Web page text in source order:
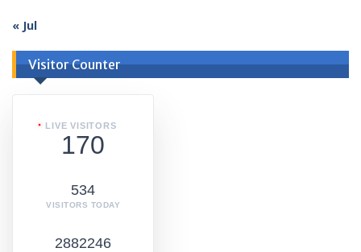
« Jul
Visitor Counter
LIVE VISITORS
170
534
VISITORS TODAY
2882246